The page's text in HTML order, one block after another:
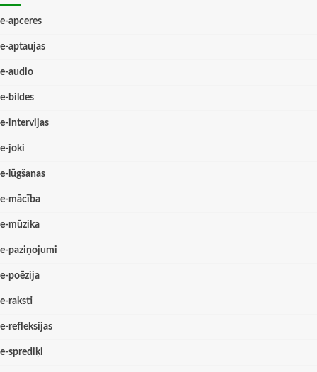
e-apceres
e-aptaujas
e-audio
e-bildes
e-intervijas
e-joki
e-lūgšanas
e-mācība
e-mūzika
e-paziņojumi
e-poēzija
e-raksti
e-refleksijas
e-sprediķi